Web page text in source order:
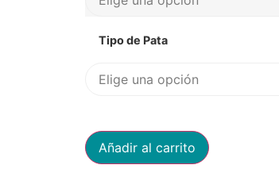
Tipo de Pata
Añadir al carrito